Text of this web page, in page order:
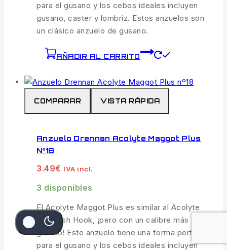
para el gusano y los cebos ideales incluyen
gusano, caster y lombriz. Estos anzuelos son
un clásico anzuelo de gusano.
AÑADIR AL CARRITO
COMPARAR VISTA RÁPIDA
Anzuelo Drennan Acolyte Maggot Plus
Nº18
3.49€ IVA incl.
3 disponibles
El Acolyte Maggot Plus es similar al Acolyte
Silverfish Hook, ¡pero con un calibre más
grueso! Este anzuelo tiene una forma perfecta
para el gusano y los cebos ideales incluyen